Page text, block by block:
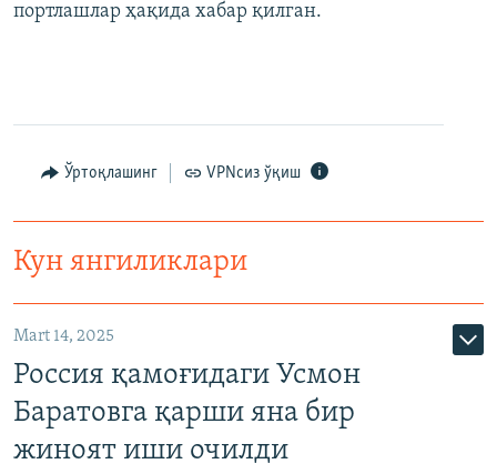
портлашлар ҳақида хабар қилган.
Ўртоқлашинг VPNсиз ўқиш
Кун янгиликлари
Mart 14, 2025
Россия қамоғидаги Усмон
Баратовга қарши яна бир
жиноят иши очилди